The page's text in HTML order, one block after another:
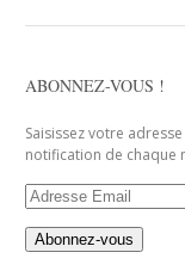
ABONNEZ-VOUS !
Saisissez votre
notification de chaque
Adresse
Email